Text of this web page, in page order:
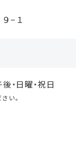
９−１
・日曜・祝日
い。